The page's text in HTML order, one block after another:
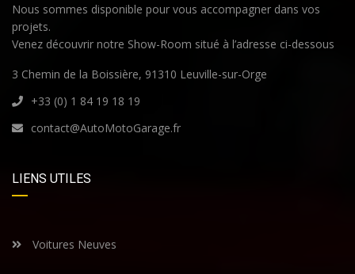
Nous sommes disponible pour vous accompagner dans vos
projets.
Venez découvrir notre Show-Room situé à l’adresse ci-dessous
3 Chemin de la Boissière, 91310 Leuville-sur-Orge
+33 (0) 1 84 19 18 19
contact@AutoMotoGarage.fr
LIENS UTILES
Voitures Neuves